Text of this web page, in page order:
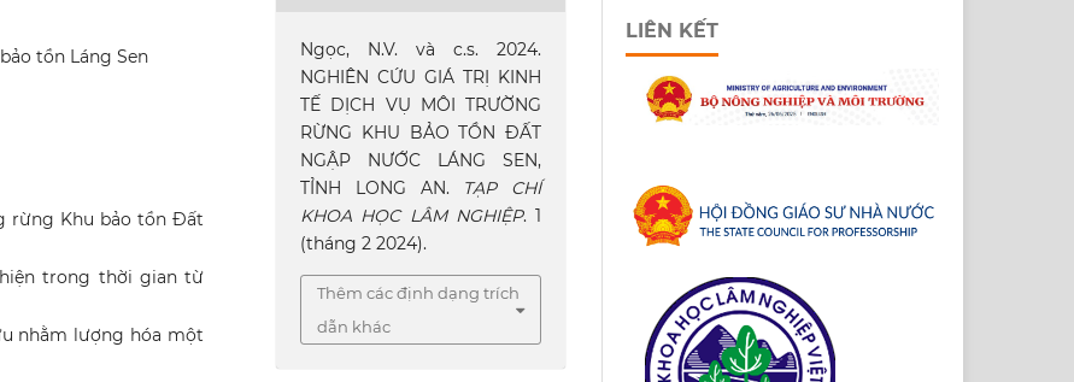
tồn Láng Sen
rừng Khu bảo tồn Đất
trong thời gian từ
nhằm lượng hóa một
Ngọc, N.V. và c.s. 2024.
NGHIÊN CỨU GIÁ TRỊ KINH
TẾ DỊCH VỤ MÔI TRƯỜNG
RỪNG KHU BẢO TỒN ĐẤT
NGẬP NƯỚC LÁNG SEN,
TỈNH LONG AN. TẠP CHÍ
KHOA HỌC LÂM NGHIỆP. 1
(tháng 2 2024).
Thêm các định dạng trích
dẫn khác
LIÊN KẾT